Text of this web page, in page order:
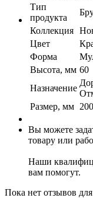
Тип
продукта
Коллекция
Цвет
Форма
Высота, мм 60
Назначение
Размер, мм
Вы можете
товару или
Наши
вам помогут.
Пока нет отзывов для